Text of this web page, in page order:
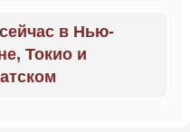
в Нью-
Токио и